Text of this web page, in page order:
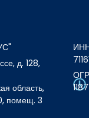
д. 128,
область,
помещ. 3